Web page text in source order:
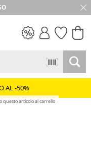
AL -50%
questo articolo al carrello